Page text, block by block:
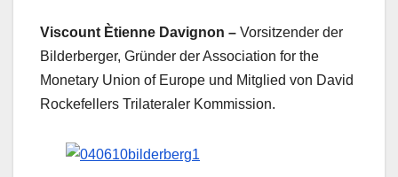
Viscount Ètienne Davignon – Vorsitzender der
Bilderberger, Gründer der Association for the
Monetary Union of Europe und Mitglied von David
Rockefellers Trilateraler Kommission.